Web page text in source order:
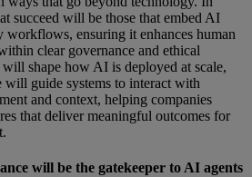
succeed will be those that embed AI
ensuring it enhances human
clear governance and ethical
shape how AI is deployed at scale,
will guide systems to interact with
and context, helping companies
that deliver meaningful outcomes for
will be the gatekeeper to AI agents